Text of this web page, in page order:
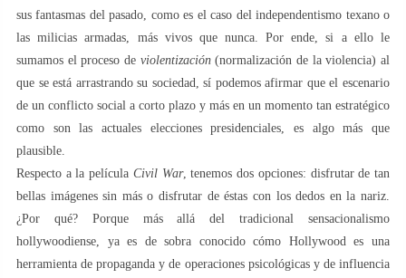
sus fantasmas del pasado, como es el caso del independentismo texano o
las milicias armadas, más vivos que nunca. Por ende, si a ello le
sumamos el proceso de violentización(normalización de la violencia) al
que se está arrastrando su sociedad, sí podemos afirmar que el escenario
de un conflicto social a corto plazo y más en un momento tan estratégico
como son las actuales elecciones presidenciales, es algo más que
plausible.
Respecto a la película Civil War, tenemos dos opciones: disfrutar de tan
bellas imágenes sin más o disfrutar de éstas con los dedos en la nariz.
¿Por qué? Porque más allá del tradicional sensacionalismo
hollywoodiense, ya es de sobra conocido cómo Hollywood es una
herramienta de propaganda y de operaciones psicológicas y de influencia